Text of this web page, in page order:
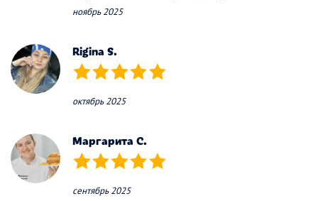
ноябрь 2025
Rigina S.
(*) (*) (*) (*) (*)
октябрь 2025
Маргарита С.
(*) (*) (*) (*) (*)
сентябрь 2025